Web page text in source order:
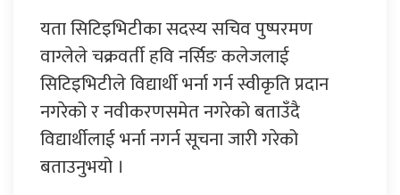
यता सिटिइभिटीका सदस्य सचिव पुष्परमण
वाग्लेले चक्रवर्ती हवि नर्सिङ कलेजलाई
सिटिइभिटीले विद्यार्थी भर्ना गर्न स्वीकृति प्रदान
नगरेको र नवीकरणसमेत नगरेको बताउँदै
विद्यार्थीलाई भर्ना नगर्न सूचना जारी गरेको
बताउनुभयो ।